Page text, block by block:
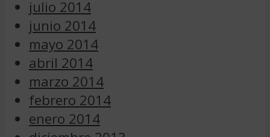
julio 2014
junio 2014
mayo 2014
abril 2014
marzo 2014
febrero 2014
enero 2014